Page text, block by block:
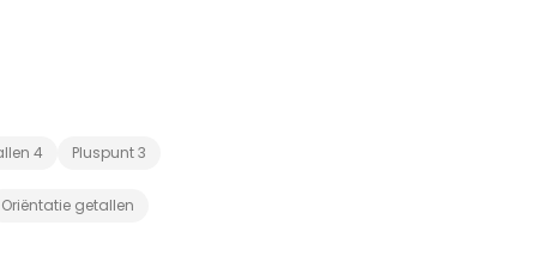
4 Pluspunt 3
Oriëntatie getallen